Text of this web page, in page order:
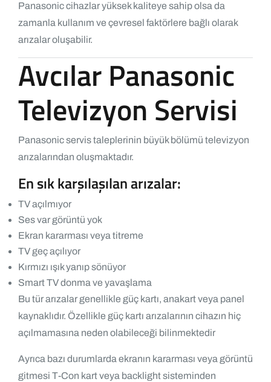
Panasonic cihazlar yüksek kaliteye sahip olsa da
zamanla kullanım ve çevresel faktörlere bağlı olarak
arızalar oluşabilir.
Avcılar Panasonic
Televizyon Servisi
Panasonic servis taleplerinin büyük bölümü televizyon
arızalarından oluşmaktadır.
En sık karşılaşılan arızalar:
TV açılmıyor
Ses var görüntü yok
Ekran kararması veya titreme
TV geç açılıyor
Kırmızı ışık yanıp sönüyor
Smart TV donma ve yavaşlama
Bu tür arızalar genellikle güç kartı, anakart veya panel
kaynaklıdır. Özellikle güç kartı arızalarının cihazın hiç
açılmamasına neden olabileceği bilinmektedir
Ayrıca bazı durumlarda ekranın kararması veya görüntü
gitmesi T-Con kart veya backlight sisteminden